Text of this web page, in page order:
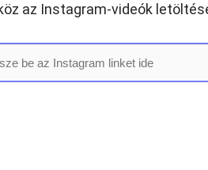
az Instagram-videók